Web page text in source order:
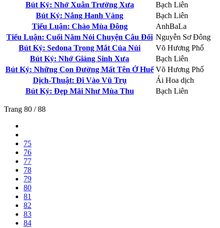
Bút Ký: Nhớ Xuân Trường Xưa
Bạch Liên
Bút Ký: Nắng Hanh Vàng
Bạch Liên
Tiểu Luận: Chào Mùa Đông
AnhBaLa
Tiểu Luận: Cuối Năm Nói Chuyện Câu Đối Nguyễn Sơ Đông
Bút Ký: Sedona Trong Mắt Của Núi
Võ Hương Phố
Bút Ký: Nhớ Giáng Sinh Xưa
Bạch Liên
Bút Ký: Những Con Đường Mất Tên Ở Huế Võ Hương Phố
Dịch-Thuật: Đi Vào Vũ Trụ
Ái Hoa dịch
Bút Ký: Đẹp Mãi Như Mùa Thu
Bạch Liên
Trang 80 / 88
75
76
77
78
79
80
81
82
83
84